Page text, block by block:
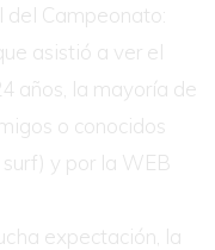
del Campeonato:
asistió a ver el
años, la mayoría de
o conocidos
y por la WEB
expectación, la